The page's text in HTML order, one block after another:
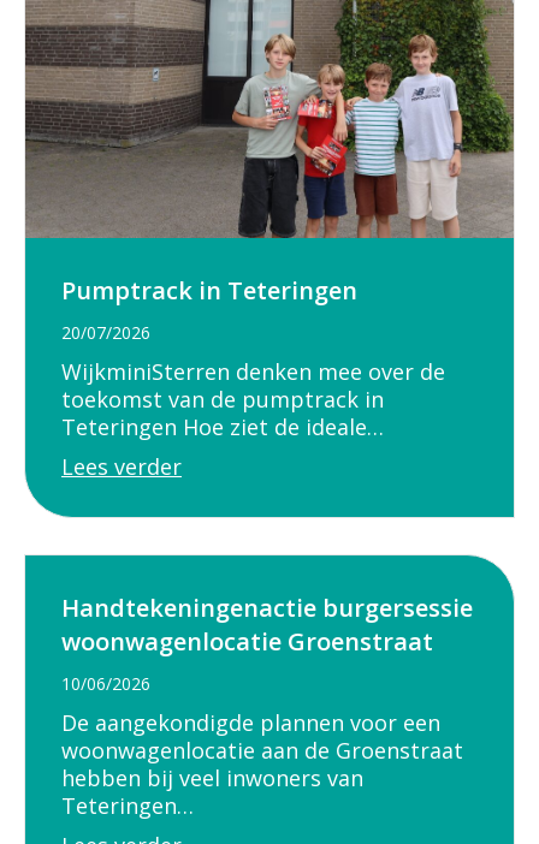
Pumptrack in Teteringen
20/07/2026
WijkminiSterren denken mee over de
toekomst van de pumptrack in
Teteringen Hoe ziet de ideale…
Lees verder
Handtekeningenactie burgersessie
woonwagenlocatie Groenstraat
10/06/2026
De aangekondigde plannen voor een
woonwagenlocatie aan de Groenstraat
hebben bij veel inwoners van
Teteringen…